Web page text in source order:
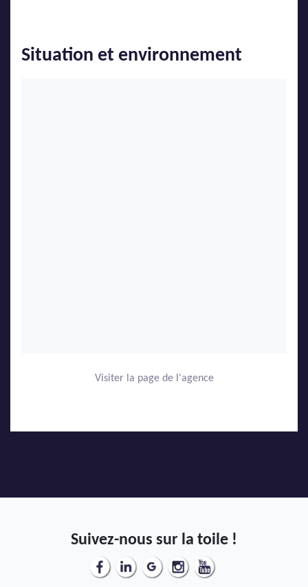
Situation et environnement
Visiter la page de l'agence
Suivez-nous sur la toile !